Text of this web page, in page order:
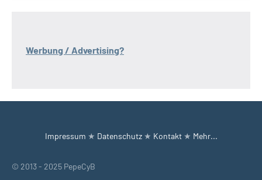
Werbung / Advertising?
Impressum ★ Datenschutz★ Kontakt★ Mehr...
© 2013 - 2025 PepeCyB